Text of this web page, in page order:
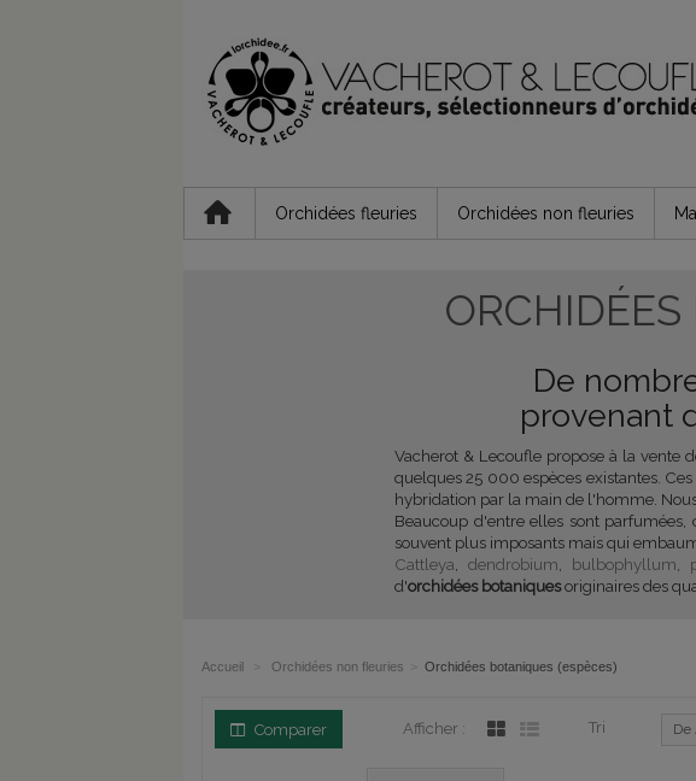
Orchidées fleuries Orchidées non fleuries
De
provenant
Vacherot & Lecoufle propose à la vente
quelques 25 000 espèces existantes.
hybridation par la main de l'homme.
Beaucoup d'entre elles sont parfumées,
souvent plus imposants mais qui
Cattleya
dendrobium bulbophyllum
d'orchidées botaniquesoriginaires des
Accueil Orchidées non fleuries Orchidées botaniques (espèces)
Comparer Afficher : Tri De